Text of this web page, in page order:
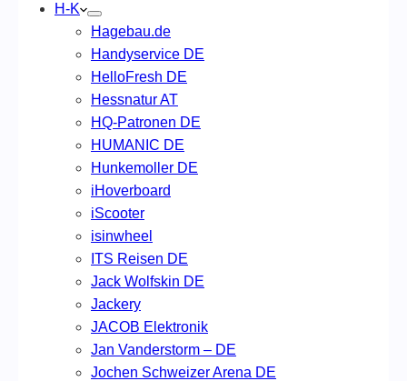
H-K
Hagebau.de
Handyservice DE
HelloFresh DE
Hessnatur AT
HQ-Patronen DE
HUMANIC DE
Hunkemoller DE
iHoverboard
iScooter
isinwheel
ITS Reisen DE
Jack Wolfskin DE
Jackery
JACOB Elektronik
Jan Vanderstorm – DE
Jochen Schweizer Arena DE